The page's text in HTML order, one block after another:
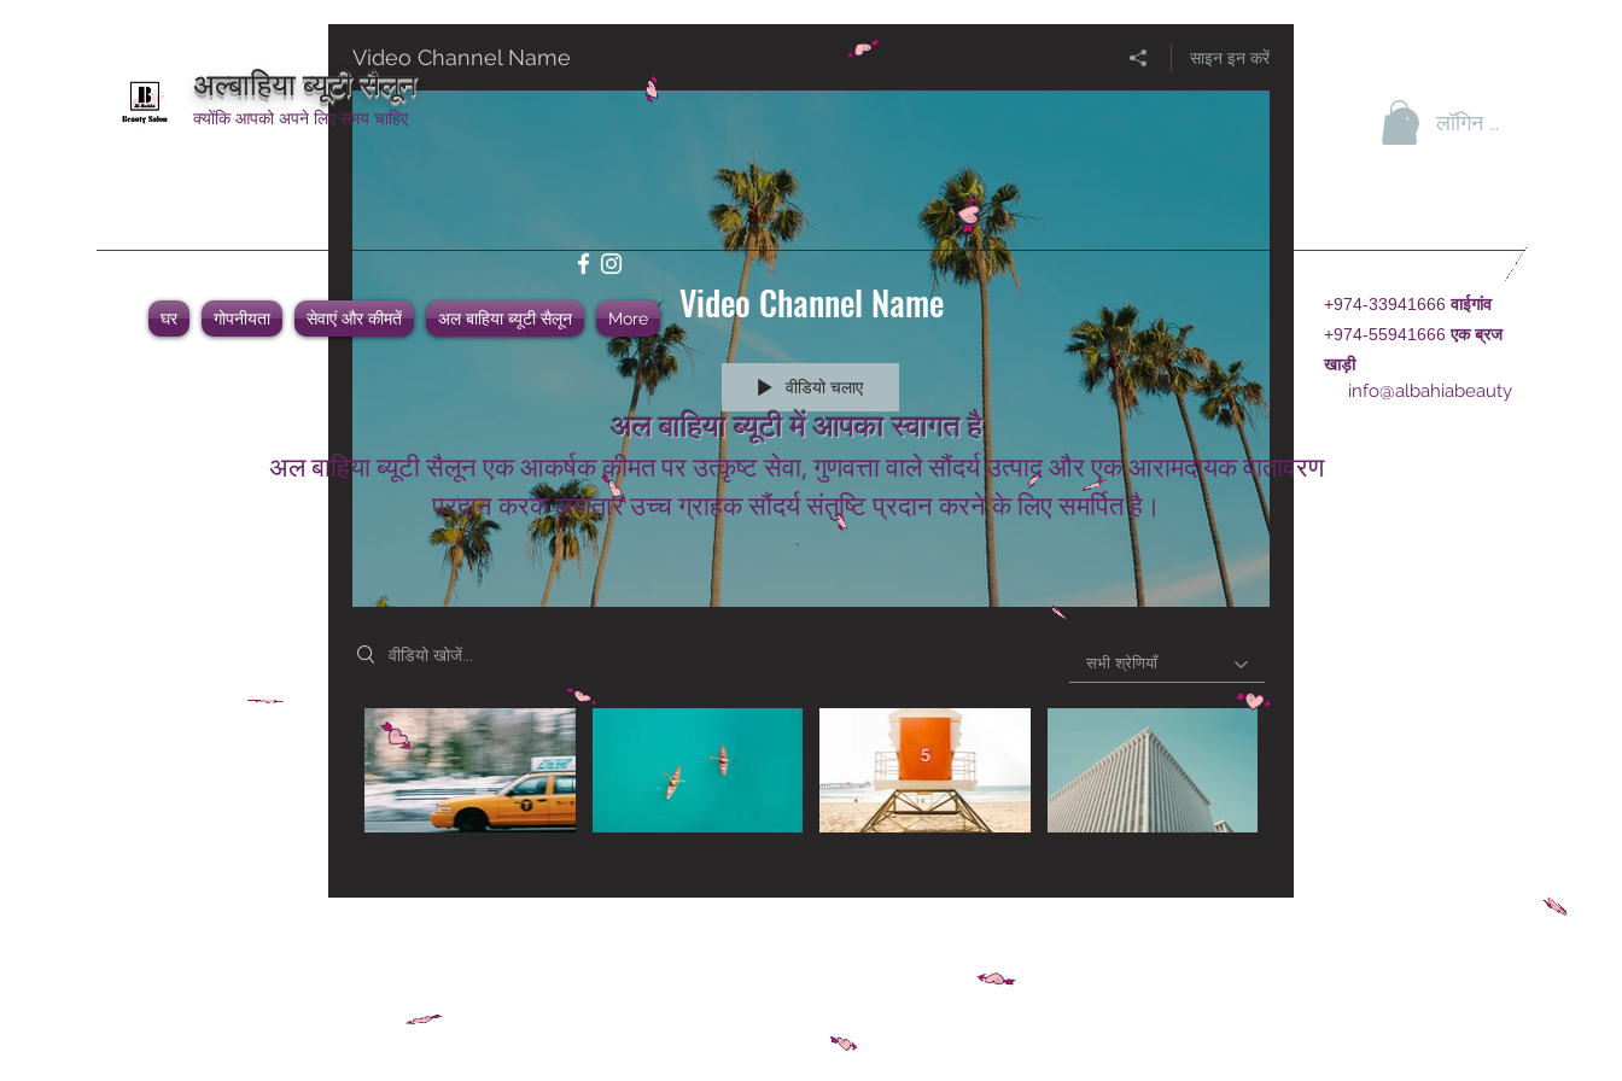
अल्बाहिया ब्यूटी सैलून
क्योंकि आपको अपने लिए समय चाहिए लॉगिन करें
घर गोपनीयता सेवाएं और कीमतें अल बाहिया ब्यूटी सैलून More
+974-33941666वाईगांव
+974-55941666एक ब्रज
खाड़ी
info@albahiabeauty
अल बाहिया ब्यूटी में आपका स्वागत है
अल बाहिया ब्यूटी सैलून एक आकर्षक कीमत पर उत्कृष्ट सेवा, गुणवत्ता वाले सौंदर्य उत्पाद और एक आरामदायक वातावरण
प्रदान करके लगातार उच्च ग्राहक सौंदर्य संतुष्टि प्रदान करने के लिए समर्पित है।
.
Widget Didn’t Load
Check your internet and refresh
If that doesn’t work, contact us.
Video Channel Name साइन इन करें
Video Channel Name
वीडियो चलाए
Search videos
सभी श्रेणियाँ